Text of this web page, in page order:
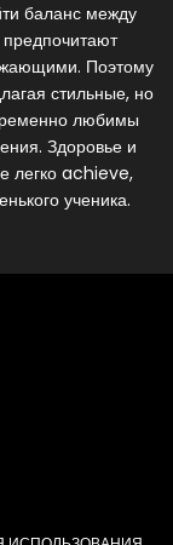
баланс между
Поэтому
стильные, но
любимы
Здоровье и
легко achieve,
ученика.